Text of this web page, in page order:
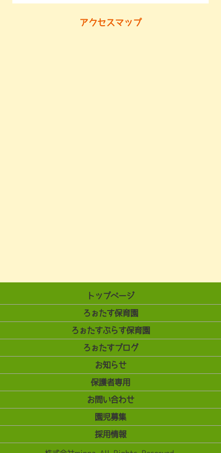
アクセスマップ
トップページ
ろぉたす保育園
ろぉたすぷらす保育園
ろぉたすブログ
お知らせ
保護者専用
お問い合わせ
園児募集
採用情報